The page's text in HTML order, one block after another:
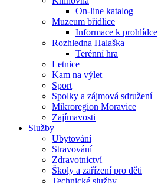
On-line katalog
Muzeum břidlice
Informace k prohlídce
Rozhledna Halaška
Terénní hra
Letnice
Kam na výlet
Sport
Spolky a zájmová sdružení
Mikroregion Moravice
Zajímavosti
Služby
Ubytování
Stravování
Zdravotnictví
Školy a zařízení pro děti
Technické služby